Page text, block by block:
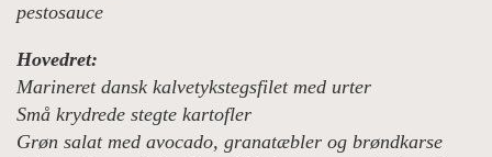
pestosauce
Hovedret:
Marineret dansk kalvetykstegsfilet med urter
Små krydrede stegte kartofler
Grøn salat med avocado, granatæbler og brøndkarse